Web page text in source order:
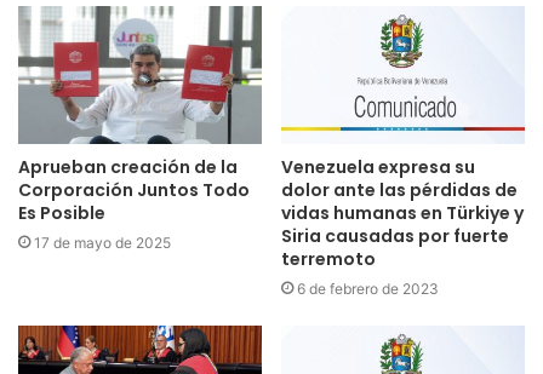
Aprueban creación de la
Corporación Juntos Todo
Es Posible
17 de mayo de 2025
Venezuela expresa su
dolor ante las pérdidas de
vidas humanas en Türkiye y
Siria causadas por fuerte
terremoto
6 de febrero de 2023